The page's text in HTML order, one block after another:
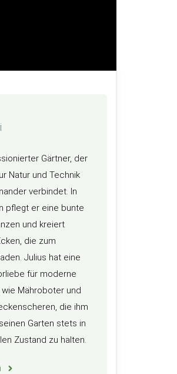
Gärtner, der
Natur und Technik
verbindet. In
pflegt er eine bunte
und kreiert
die zum
Julius hat eine
für moderne
Mähroboter und
die ihm
Garten stets in
Zustand zu halten.